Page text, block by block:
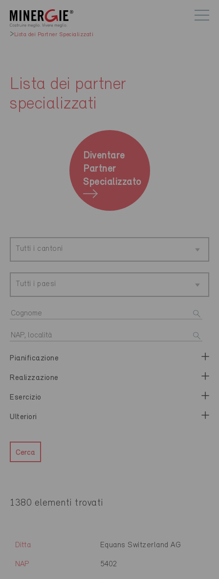
Lista dei Partner Specializzati
Lista dei partner
specializzati
Diventare
Partner
Specializzato
Tutti i cantoni
Tutti i paesi
Pianificazione
Realizzazione
Esercizio
Ulteriori
Cerca
1380 elementi trovati
Ditta Equans Switzerland AG
NAP 5402